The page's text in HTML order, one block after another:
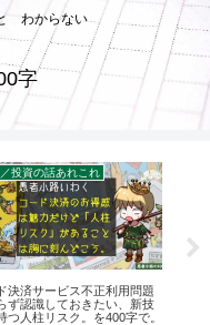
わからない
字
投資の話あれこれ
決済サービス不正利用問題
ず認識しておきたい、新技
つ人柱リスク。を400字で。